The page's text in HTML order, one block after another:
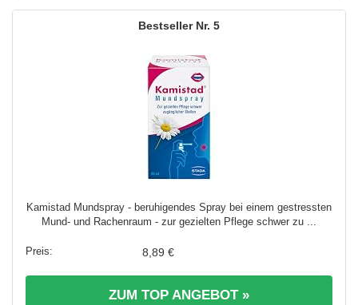
5
Kamistad Mundspray - beruhigendes Spray bei einem gestressten
Mund- und Rachenraum - zur gezielten Pflege schwer zu ...
8,89 €
ZUM TOP ANGEBOT »